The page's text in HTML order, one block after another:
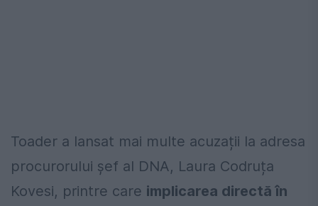
Toader a lansat mai multe acuzații la adresa
procurorului șef al DNA, Laura Codruța
Kovesi, printre care implicarea directă în